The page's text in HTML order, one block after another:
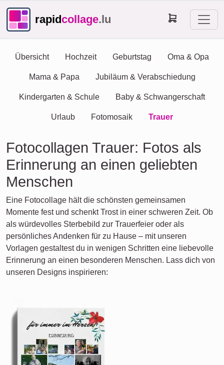
rapidcollage.lu
Übersicht Hochzeit Geburtstag Oma & Opa
Mama & Papa Jubiläum & Verabschiedung
Kindergarten & Schule Baby & Schwangerschaft
Urlaub Fotomosaik Trauer
Fotocollagen Trauer: Fotos als
Erinnerung an einen geliebten
Menschen
Eine Fotocollage hält die schönsten gemeinsamen
Momente fest und schenkt Trost in einer schweren Zeit. Ob
als würdevolles Sterbebild zur Trauerfeier oder als
persönliches Andenken für zu Hause – mit unseren
Vorlagen gestaltest du in wenigen Schritten eine liebevolle
Erinnerung an einen besonderen Menschen. Lass dich von
unseren Designs inspirieren: